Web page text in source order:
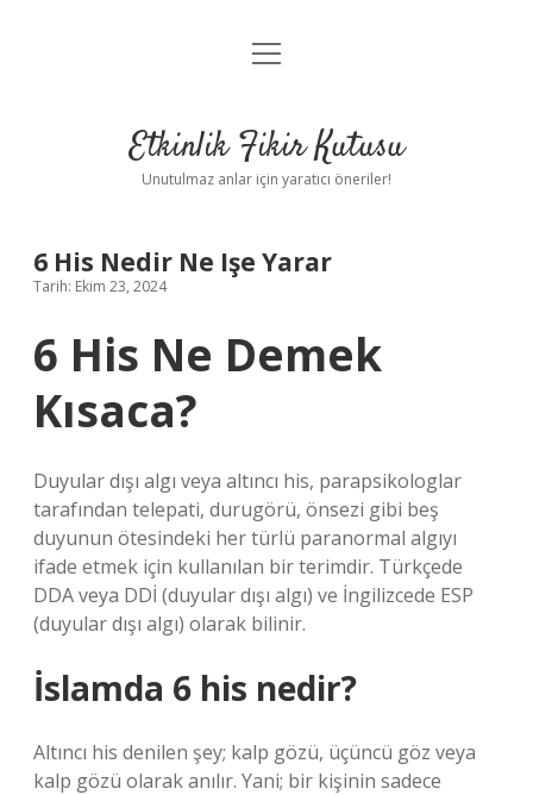
Anasayfa
Yasal Uyarı
menüyü
Etkinlik Fikir Kutusu
Unutulmaz anlar için yaratıcı öneriler!
6 His Nedir Ne Işe Yarar
Tarih: Ekim 23, 2024
6 His Ne Demek
Kısaca?
Duyular dışı algı veya altıncı his, parapsikologlar
tarafından telepati, durugörü, önsezi gibi beş
duyunun ötesindeki her türlü paranormal algıyı
ifade etmek için kullanılan bir terimdir. Türkçede
DDA veya DDİ (duyular dışı algı) ve İngilizcede ESP
(duyular dışı algı) olarak bilinir.
İslamda 6 his nedir?
Altıncı his denilen şey; kalp gözü, üçüncü göz veya
kalp gözü olarak anılır. Yani; bir kişinin sadece